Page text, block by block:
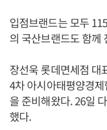
입점브랜드는 모두
의 국산브랜드도 함께
장선욱 롯데면세점 대
4차 아시아태평양경제
을 준비해왔다. 26일
했다.